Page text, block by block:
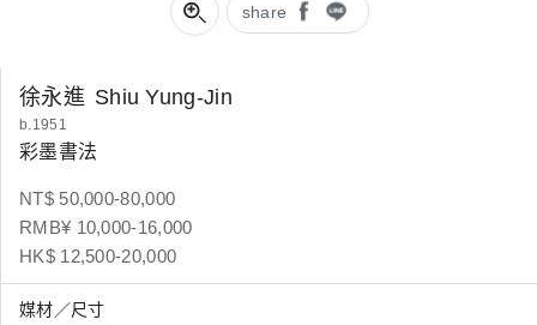
share
徐永進 Shiu Yung-Jin
b.1951
彩墨書法
NT$ 50,000-80,000
RMB¥ 10,000-16,000
HK$ 12,500-20,000
媒材／尺寸